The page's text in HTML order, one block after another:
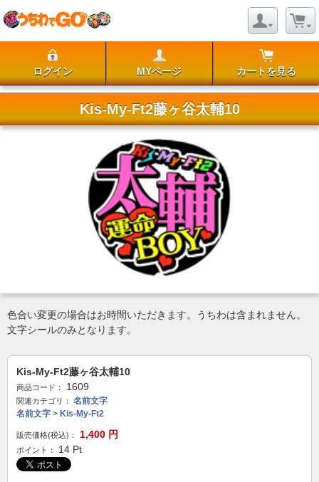
ログイン MYページ カートを見る
Kis-My-Ft2藤ヶ谷太輔10
色合い変更の場合はお時間いただきます。うちわは含まれません。
文字シールのみとなります。
Kis-My-Ft2藤ヶ谷太輔10
商品コード： 1609
関連カテゴリ：
名前文字
名前文字 > Kis-My-Ft2
販売価格(税込)： 1,400 円
ポイント： 14 Pt